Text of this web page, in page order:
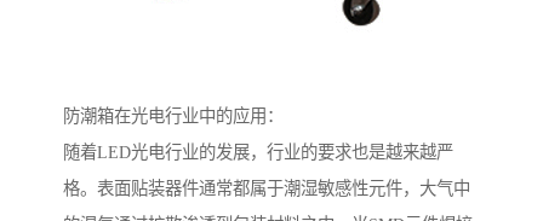
防潮箱在光电行业中的应用：
随着LED光电行业的发展，行业的要求也是越来越严
格。表面贴装器件通常都属于潮湿敏感性元件，大气中